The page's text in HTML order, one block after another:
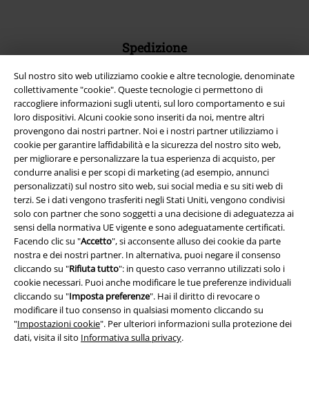
Sul nostro sito web utilizziamo cookie e altre tecnologie, denominate
collettivamente "cookie". Queste tecnologie ci permettono di
raccogliere informazioni sugli utenti, sul loro comportamento e sui
loro dispositivi. Alcuni cookie sono inseriti da noi, mentre altri
provengono dai nostri partner. Noi e i nostri partner utilizziamo i
cookie per garantire laffidabilità e la sicurezza del nostro sito web,
per migliorare e personalizzare la tua esperienza di acquisto, per
condurre analisi e per scopi di marketing (ad esempio, annunci
personalizzati) sul nostro sito web, sui social media e su siti web di
terzi. Se i dati vengono trasferiti negli Stati Uniti, vengono condivisi
solo con partner che sono soggetti a una decisione di adeguatezza ai
sensi della normativa UE vigente e sono adeguatamente certificati.
Facendo clic su "Accetto", si acconsente alluso dei cookie da parte
nostra e dei nostri partner. In alternativa, puoi negare il consenso
cliccando su "Rifiuta tutto": in questo caso verranno utilizzati solo i
cookie necessari. Puoi anche modificare le tue preferenze individuali
cliccando su "Imposta preferenze". Hai il diritto di revocare o
modificare il tuo consenso in qualsiasi momento cliccando su
"Impostazioni cookie". Per ulteriori informazioni sulla protezione dei
dati, visita il sito Informativa sulla privacy.
Spedizione
App EMP
Scarica la nuova app di EMP!
A Warner Music Group Company